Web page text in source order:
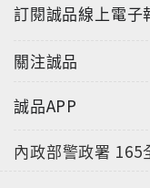
訂閱誠品線上電子
關注誠品
誠品APP
內政部警政署 165